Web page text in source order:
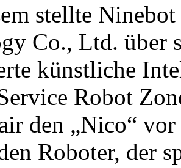
stellte
Co., Ltd. über
künstliche
Robot
den „Nico“
Roboter, der